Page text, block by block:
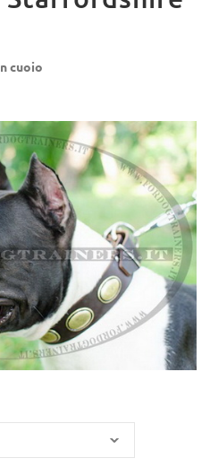
cuoio